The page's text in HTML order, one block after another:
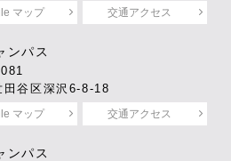
マップ 交通アクセス
ンパス
田谷区深沢6-8-18
マップ 交通アクセス
ンパス